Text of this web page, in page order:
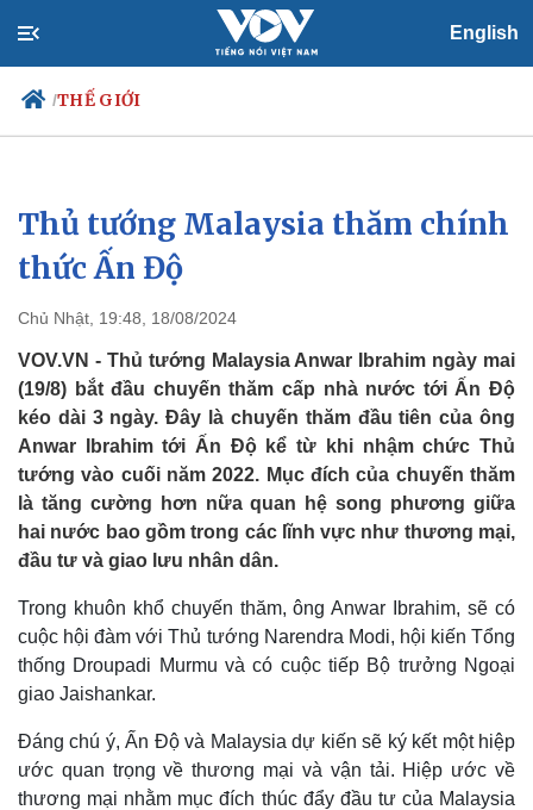
English
/THẾ GIỚI
Chính trị
Đảng
Tổ chức nhân sự
Nhận diện sự thật
Xã hội
Việc làm
Biển đảo
Thủ tướng Malaysia thăm chính
thức Ấn Độ
Chủ Nhật, 19:48, 18/08/2024
VOV.VN - Thủ tướng Malaysia Anwar Ibrahim ngày mai
(19/8) bắt đầu chuyến thăm cấp nhà nước tới Ấn Độ
kéo dài 3 ngày. Đây là chuyến thăm đầu tiên của ông
Anwar Ibrahim tới Ấn Độ kể từ khi nhậm chức Thủ
tướng vào cuối năm 2022. Mục đích của chuyến thăm
là tăng cường hơn nữa quan hệ song phương giữa
hai nước bao gồm trong các lĩnh vực như thương mại,
đầu tư và giao lưu nhân dân.
Trong khuôn khổ chuyến thăm, ông Anwar Ibrahim, sẽ có
cuộc hội đàm với Thủ tướng Narendra Modi, hội kiến Tổng
thống Droupadi Murmu và có cuộc tiếp Bộ trưởng Ngoại
giao Jaishankar.
Đáng chú ý, Ấn Độ và Malaysia dự kiến ​​sẽ ký kết một hiệp
ước quan trọng về thương mại và vận tải. Hiệp ước về
thương mại nhằm mục đích thúc đẩy đầu tư của Malaysia